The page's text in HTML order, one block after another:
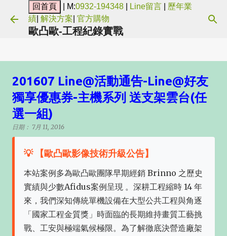
跳到主要內容
| M:0932-194348 Line留言
歷年業
績 解決方案 官方購物
歐凸歐-工程紀錄實戰
201607 Line@活動通告-Line@好友
獨享優惠券-主機系列 送支架雲台(任
選一組)
日期： 7月 11, 2016
💡 【歐凸歐影像技術升級公告】
本站案例多為歐凸歐團隊早期經銷 Brinno 之歷史
實績與少數Afidus案例呈現 。深耕工程縮時 14 年
來，我們深知傳統單機設備在大型公共工程與角逐
「國家工程金質獎」時面臨的長期維持畫質工藝挑
戰、工安與極端氣候極限。為了解徹底決營造廠架